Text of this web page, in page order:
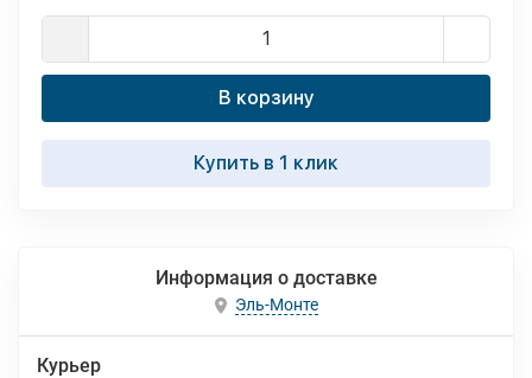
В корзину
Купить в 1 клик
Информация о доставке
Эль-Монте
Курьер